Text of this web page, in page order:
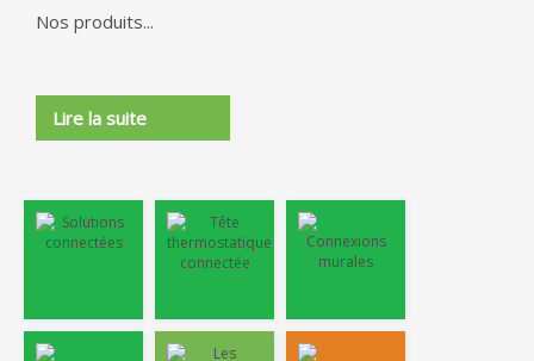
Nos produits...
Lire la suite